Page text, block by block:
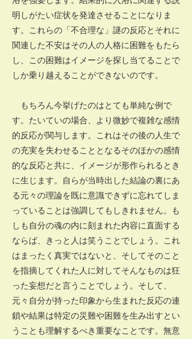
明しがたい症状を発達させることになりま
す。これらの「不合理な」謎の反応とそれに
関連した不安はその人の人格に困難をもたら
し、この困難はイメージを探し当てることで
しか乗り越えることができないのです。
もちろん今挙げたのはとても単純な例で
す。たいていの場合、より微妙で複雑な感情
的反応が関与します。これはその後の人生で
の充実を失わせることとなるそのほかの感情
的な反応と共に、イメージが形作られるとき
に生じます。自らが当時出した結論の裏にあ
る元々の理論を既に意識できずに忘れてしま
っていることは強調してもしきれません。も
しも自分の魂の内に刻まれた内容に直面する
ならば、きっと人は笑うことでしょう。これ
はまったく真実ではないと、そしてそのこと
を指摘してくれた人に対してそんなものは狂
った妄想だと言うことでしょう。そして、
元々自分が持った印象から生まれた反応の連
鎖や結果は特定の災難や困難を生み出すとい
うことも理解するべき重要なことです。無意